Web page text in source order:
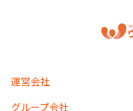
運営会社
グループ会社